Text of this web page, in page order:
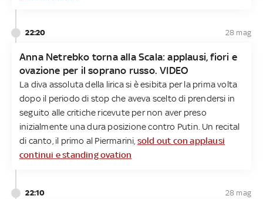
22:20 28 mag
Anna Netrebko torna alla Scala: applausi, fiori e
ovazione per il soprano russo. VIDEO
La diva assoluta della lirica si è esibita per la prima volta
dopo il periodo di stop che aveva scelto di prendersi in
seguito alle critiche ricevute per non aver preso
inizialmente una dura posizione contro Putin. Un recital
di canto, il primo al Piermarini, sold out con applausi
continui e standing ovation
22:10 28 mag